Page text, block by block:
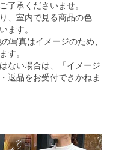
了承くださいませ。
、室内で見る商品の色
ます。
写真はイメージのため、
す。
ない場合は、「イメージ
返品をお受付できかねま